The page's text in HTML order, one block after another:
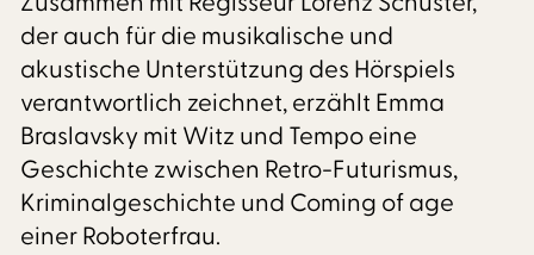
der auch für die musikalische und
akustische Unterstützung des Hörspiels
verantwortlich zeichnet, erzählt Emma
Braslavsky mit Witz und Tempo eine
Geschichte zwischen Retro-Futurismus,
Kriminalgeschichte und Coming of age
einer Roboterfrau.